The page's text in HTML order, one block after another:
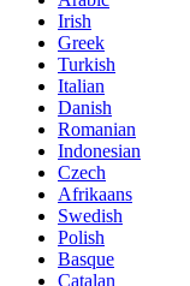
Irish
Greek
Turkish
Italian
Danish
Romanian
Indonesian
Czech
Afrikaans
Swedish
Polish
Basque
Catalan